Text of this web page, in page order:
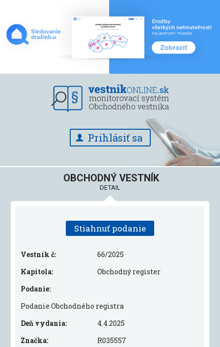
Prihlásiť sa
OBCHODNÝ VESTNÍK
DETAIL
Stiahnuť podanie
Vestník č:
66/2025
Kapitola:
Obchodný register
Podanie:
Podanie Obchodného registra
Deň vydania:
4.4.2025
Značka:
R035557